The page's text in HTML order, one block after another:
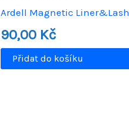
Ardell Magnetic Liner&Lash
90,00 Kč
Přidat do košíku